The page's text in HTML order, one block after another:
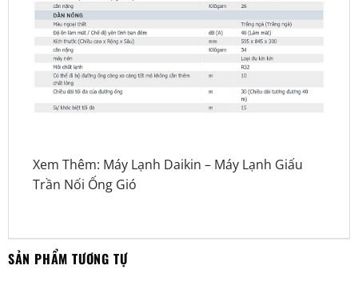
Xem Thêm: Máy Lạnh Daikin – Máy Lạnh Giấu
Trần Nối Ống Gió
SẢN PHẨM TƯƠNG TỰ